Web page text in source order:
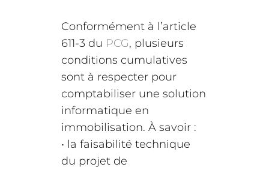
Conformément à l’article
611-3 du PCG, plusieurs
conditions cumulatives
sont à respecter pour
comptabiliser une solution
informatique en
immobilisation. À savoir :
• la faisabilité technique
du projet de